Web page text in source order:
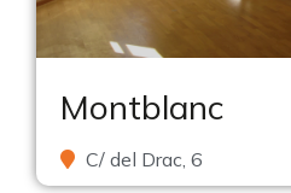
Montblanc
C/ del Drac, 6